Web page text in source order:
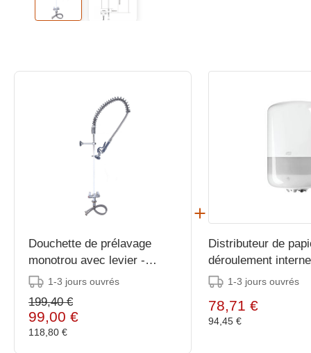
Douchette de prélavage
monotrou avec levier -
mitigeur - 1200 mm
1-3 jours ouvrés
199,40 €
99,00 €
118,80 €
Distributeur de
déroulement
1-3 jours ouvrés
78,71 €
94,45 €